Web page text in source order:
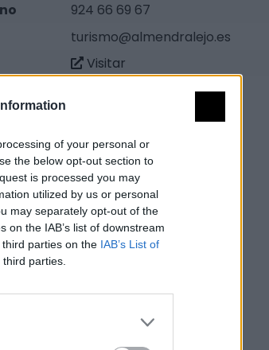
of your personal or
the below opt-out section to
is processed you may
utilized by us or personal
may separately opt-out of the
the IAB’s list of downstream
parties on the IAB’s List of
parties.
924 66 69 67
turismo@almendralejo.es
Visitar